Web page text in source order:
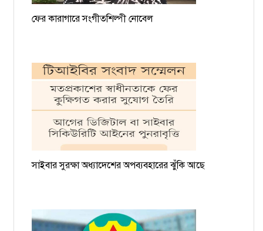
ফের কারাগারে সংগীতশিল্পী নোবেল
সাইবার সুরক্ষা অধ্যাদেশের অপব্যবহারের ঝুঁকি আছে